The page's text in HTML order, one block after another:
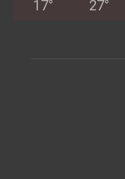
17° 27°